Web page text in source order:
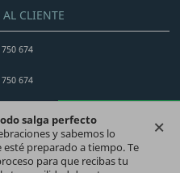
CLIENTE
674
674
CONTÁCTANOS
salga perfecto
y sabemos lo
preparado a tiempo. Te
para que recibas tu
×